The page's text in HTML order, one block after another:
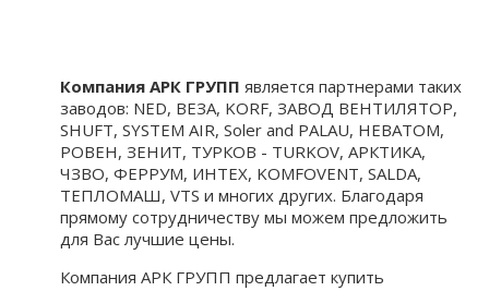
Компания АРК ГРУПП является партнерами таких
заводов: NED, ВЕЗА, KORF, ЗАВОД ВЕНТИЛЯТОР,
SHUFT, SYSTEM AIR, Soler and PALAU, НЕВАТОМ,
РОВЕН, ЗЕНИТ, ТУРКОВ - TURKOV, АРКТИКА,
ЧЗВО, ФЕРРУМ, ИНТЕХ, KOMFOVENT, SALDA,
ТЕПЛОМАШ, VTS и многих других. Благодаря
прямому сотрудничеству мы можем предложить
для Вас лучшие цены.
Компания АРК ГРУПП предлагает купить